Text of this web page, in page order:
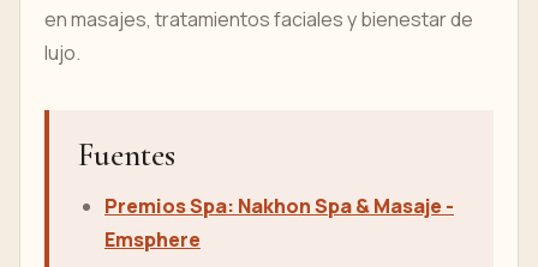
en masajes, tratamientos faciales y bienestar de
lujo.
Fuentes
Premios Spa: Nakhon Spa & Masaje -
Emsphere